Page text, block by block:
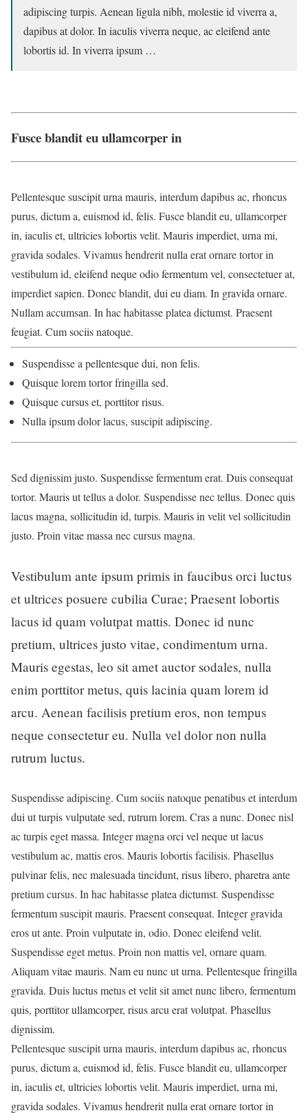
adipiscing turpis. Aenean ligula nibh, molestie id viverra a,
dapibus at dolor. In iaculis viverra neque, ac eleifend ante
lobortis id. In viverra ipsum …
Fusce blandit eu ullamcorper in
Pellentesque suscipit urna mauris, interdum dapibus ac, rhoncus
purus, dictum a, euismod id, felis. Fusce blandit eu, ullamcorper
in, iaculis et, ultricies lobortis velit. Mauris imperdiet, urna mi,
gravida sodales. Vivamus hendrerit nulla erat ornare tortor in
vestibulum id, eleifend neque odio fermentum vel, consectetuer at,
imperdiet sapien. Donec blandit, dui eu diam. In gravida ornare.
Nullam accumsan. In hac habitasse platea dictumst. Praesent
feugiat. Cum sociis natoque.
Suspendisse a pellentesque dui, non felis.
Quisque lorem tortor fringilla sed.
Quisque cursus et, porttitor risus.
Nulla ipsum dolor lacus, suscipit adipiscing.
Sed dignissim justo. Suspendisse fermentum erat. Duis consequat
tortor. Mauris ut tellus a dolor. Suspendisse nec tellus. Donec quis
lacus magna, sollicitudin id, turpis. Mauris in velit vel sollicitudin
justo. Proin vitae massa nec cursus magna.
Vestibulum ante ipsum primis in faucibus orci luctus
et ultrices posuere cubilia Curae; Praesent lobortis
lacus id quam volutpat mattis. Donec id nunc
pretium, ultrices justo vitae, condimentum urna.
Mauris egestas, leo sit amet auctor sodales, nulla
enim porttitor metus, quis lacinia quam lorem id
arcu. Aenean facilisis pretium eros, non tempus
neque consectetur eu. Nulla vel dolor non nulla
rutrum luctus.
Suspendisse adipiscing. Cum sociis natoque penatibus et interdum
dui ut turpis vulputate sed, rutrum lorem. Cras a nunc. Donec nisl
ac turpis eget massa. Integer magna orci vel neque ut lacus
vestibulum ac, mattis eros. Mauris lobortis facilisis. Phasellus
pulvinar felis, nec malesuada tincidunt, risus libero, pharetra ante
pretium cursus. In hac habitasse platea dictumst. Suspendisse
fermentum suscipit mauris. Praesent consequat. Integer gravida
eros ut ante. Proin vulputate in, odio. Donec eleifend velit.
Suspendisse eget metus. Proin non mattis vel, ornare quam.
Aliquam vitae mauris. Nam eu nunc ut urna. Pellentesque fringilla
gravida. Duis luctus metus et velit sit amet nunc libero, fermentum
quis, porttitor ullamcorper, risus arcu erat volutpat. Phasellus
dignissim.
Pellentesque suscipit urna mauris, interdum dapibus ac, rhoncus
purus, dictum a, euismod id, felis. Fusce blandit eu, ullamcorper
in, iaculis et, ultricies lobortis velit. Mauris imperdiet, urna mi,
gravida sodales. Vivamus hendrerit nulla erat ornare tortor in